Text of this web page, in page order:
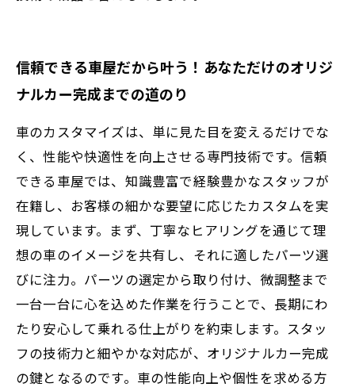
信頼できる車屋だから叶う！あなただけのオリジ
ナルカー完成までの道のり
車のカスタマイズは、単に見た目を変えるだけでな
く、性能や快適性を向上させる専門技術です。信頼
できる車屋では、知識豊富で経験豊かなスタッフが
在籍し、お客様の細かな要望に応じたカスタムを実
現しています。まず、丁寧なヒアリングを通じて理
想の車のイメージを共有し、それに適したパーツ選
びに注力。パーツの選定から取り付け、微調整まで
一台一台に心を込めた作業を行うことで、長期にわ
たり安心して乗れる仕上がりを約束します。スタッ
フの技術力と細やかな対応が、オリジナルカー完成
の鍵となるのです。車の性能向上や個性を求める方